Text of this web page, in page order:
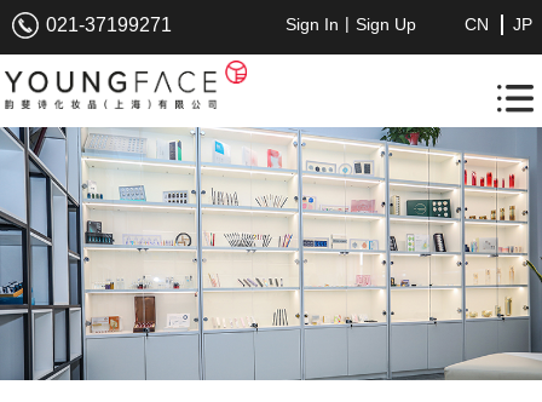
021-37199271 Sign In | Sign Up JP
CN